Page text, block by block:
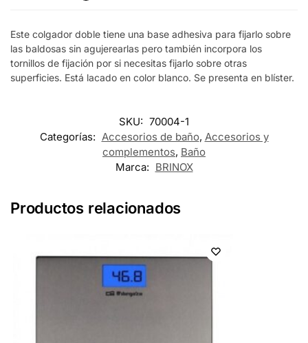
Este colgador doble tiene una base adhesiva para fijarlo sobre
las baldosas sin agujerearlas pero también incorpora los
tornillos de fijación por si necesitas fijarlo sobre otras
superficies. Está lacado en color blanco. Se presenta en blíster.
SKU: 70004-1
Categorías: Accesorios de baño, Accesorios y
complementos, Baño
Marca: BRINOX
Productos relacionados